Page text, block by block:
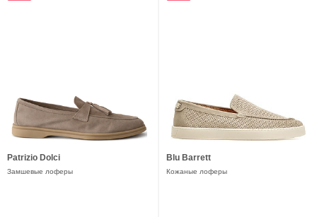
Patrizio Dolci
Замшевые лоферы
Blu Barrett
Кожаные лоферы